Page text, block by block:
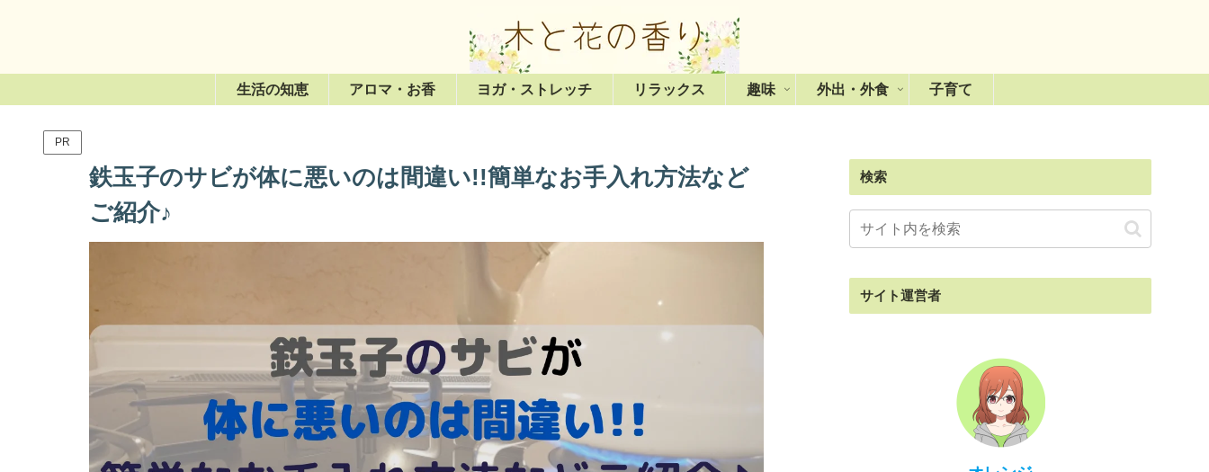
生活の知恵 アロマ・お香 ヨガ・ストレッチ リラックス 趣味 外出・外食 子育て
PR
鉄玉子のサビが体に悪いのは間違い!!簡単なお手入れ方法など
ご紹介♪
検索
サイト運営者